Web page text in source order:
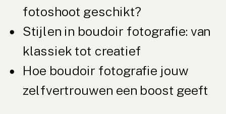
fotoshoot geschikt?
Stijlen in boudoir fotografie: van
klassiek tot creatief
Hoe boudoir fotografie jouw
zelfvertrouwen een boost geeft